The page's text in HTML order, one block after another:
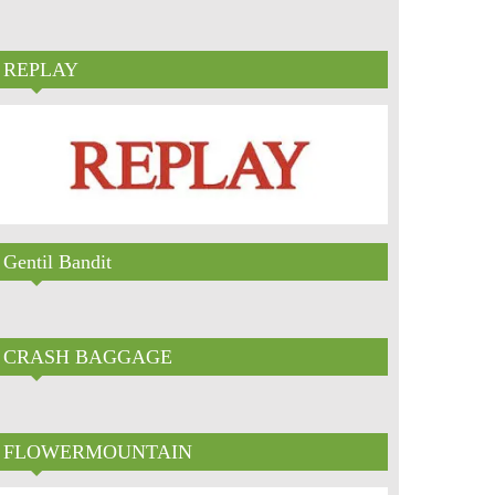
REPLAY
Gentil Bandit
CRASH BAGGAGE
FLOWERMOUNTAIN